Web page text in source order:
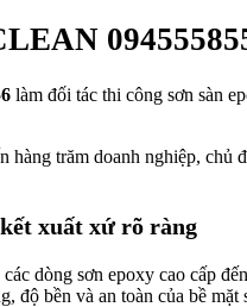
làm đối tác thi công sơn sàn
hàng trăm doanh nghiệp, chủ
xuất xứ rõ ràng
dòng sơn epoxy cao cấp
độ bền và an toàn của bề mặt